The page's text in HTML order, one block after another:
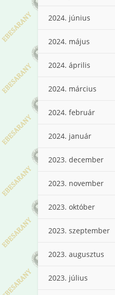
2024. június
2024. május
2024. április
2024. március
2024. február
2024. január
2023. december
2023. november
2023. október
2023. szeptember
2023. augusztus
2023. július